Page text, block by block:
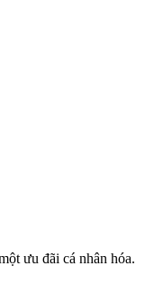
ưu đãi cá nhân hóa.